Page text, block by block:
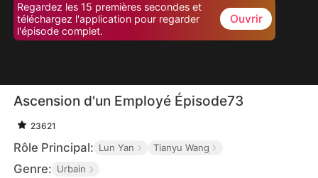
Regardez les 15 premières secondes et
téléchargez l'application pour regarder
l'épisode complet.
Ouvrir
Ascension d'un Employé Épisode73
23621
Rôle Principal: Lun Yan Tianyu Wang
Genre: Urbain